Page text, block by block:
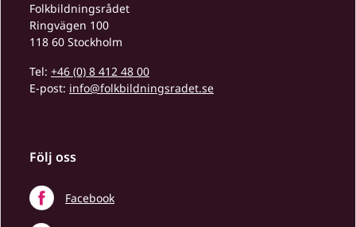
Folkbildningsrådet
Ringvägen 100
118 60 Stockholm
Tel: +46 (0) 8 412 48 00
E-post: info@folkbildningsradet.se
Följ oss
Facebook